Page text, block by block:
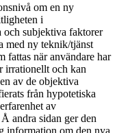
om en ny
i
och subjektiva faktorer
med ny teknik/tjänst
fattas när användare har
irrationellt och kan
av de objektiva
från hypotetiska
av
andra sidan ger den
information om den nya